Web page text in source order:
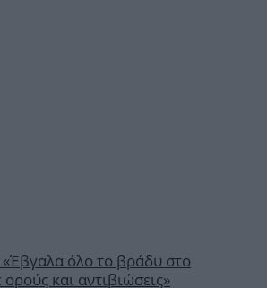
όλο το βράδυ στο
και αντιβιώσεις»